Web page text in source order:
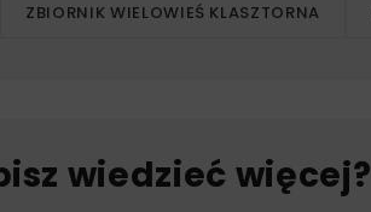
ZBIORNIK WIELOWIEŚ KLASZTORNA
wiedzieć więcej?